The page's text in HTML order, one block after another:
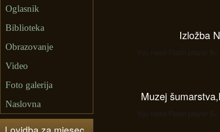
Oglasnik
Biblioteka
Obrazovanje
Video
Foto galerija
Naslovna
Lovidba za mjesec
Izložba
You need Flash player
Muzej
You need Flash player